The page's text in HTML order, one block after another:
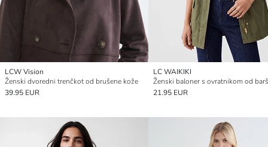
LCW Vision
Ženski dvoredni trenčkot od brušene kože
39.95 EUR
LC WAIKIKI
Ženski baloner s ovratnikom od
21.95 EUR